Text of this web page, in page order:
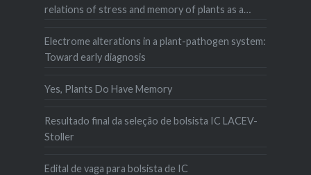
relations of stress and memory of plants as a
Electrome alterations in a plant-pathogen system:
Toward early diagnosis
Yes, Plants Do Have Memory
Resultado final da seleção de bolsista IC LACEV-
Stoller
Edital de vaga para bolsista de IC